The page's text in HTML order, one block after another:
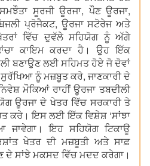
ਸੂਰਜੀ ਊਰਜਾ, ਪੌਣ ਊਰਜਾ,
ਪ੍ਰੋਜੈਕਟ, ਊਰਜਾ ਸਟੋਰੇਜ ਅਤੇ
ਵਿੱਚ ਦੁਵੱਲੇ ਸਹਿਯੋਗ ਨੂੰ ਅੱਗੇ
ਕਾਇਮ ਕਰਦਾ ਹੈ। ਉਹ ਇੱਕ
ਬਣਾਉਣ ਲਈ ਸਹਿਮਤ ਹੋਏ ਜੋ ਦੋਵਾਂ
ਨੂੰ ਮਜ਼ਬੂਤ ਕਰੇ, ਜਾਣਕਾਰੀ ਦੇ
ਮੌਕਿਆਂ ਰਾਹੀਂ ਊਰਜਾ ਤਬਦੀਲੀ
ਊਰਜਾ ਦੇ ਖੇਤਰ ਵਿੱਚ ਸਰਕਾਰੀ ਤੇ
ਕਰੇ। ਇਸ ਲਈ ਇੱਕ ਵਿਸ਼ੇਸ਼ ‘ਸਾਂਝਾ
ਜਾਵੇਗਾ। ਇਹ ਸਹਿਯੋਗ ਟਿਕਾਊ
ਖੇਤਰ ਦੀ ਮਜ਼ਬੂਤੀ ਅਤੇ ਸਾਫ਼
ਦੇ ਸਾਂਝੇ ਮਕਸਦ ਵਿੱਚ ਮਦਦ ਕਰੇਗਾ।